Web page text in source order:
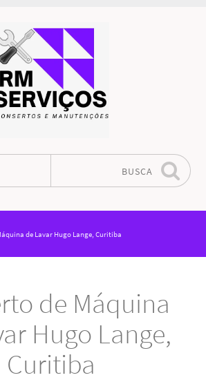
BUSCA
de Lavar Hugo Lange, Curitiba
de Máquina
Hugo Lange,
Curitiba